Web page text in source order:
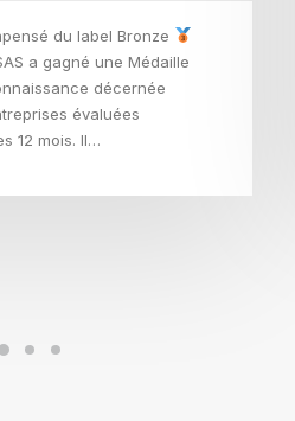
du label Bronze
a gagné une Médaille
décernée
évaluées
12 mois. Il…